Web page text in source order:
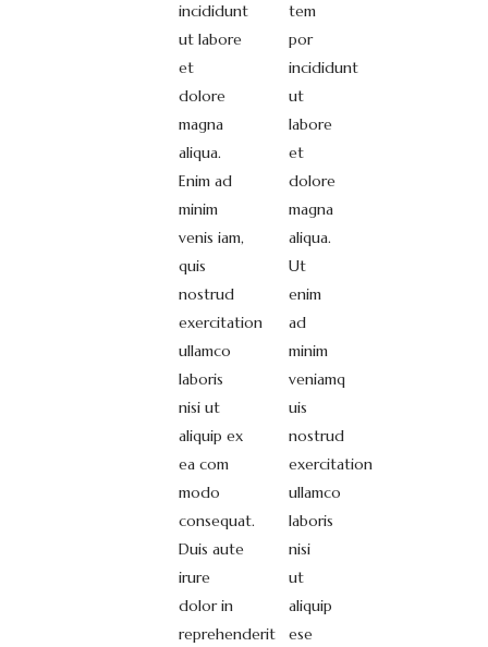
incididunt
ut labore
et
dolore
magna
aliqua.
Enim ad
minim
venis iam,
quis
nostrud
exercitation
ullamco
laboris
nisi ut
aliquip ex
ea com
modo
consequat.
Duis aute
irure
dolor in
reprehenderit
tem
por
incididunt
ut
labore
et
dolore
magna
aliqua.
Ut
enim
ad
minim
veniamq
uis
nostrud
exercitation
ullamco
laboris
nisi
ut
aliquip
ese